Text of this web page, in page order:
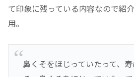
て印象に残っている内容なので紹
用。
鼻くそをほじっていたって、